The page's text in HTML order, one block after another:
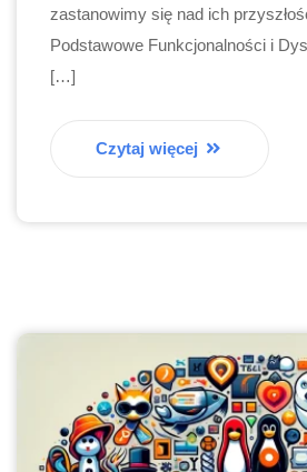
zastanowimy się nad ich
Podstawowe Funkcjonalności i
[…]
Czytaj więcej